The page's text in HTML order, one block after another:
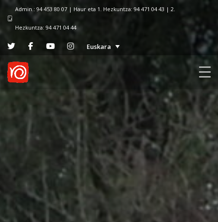
Admin.: 94 453 80 07 | Haur eta 1. Hezkuntza: 94 471 04 43 | 2.
Hezkuntza: 94 471 04 44
Euskara